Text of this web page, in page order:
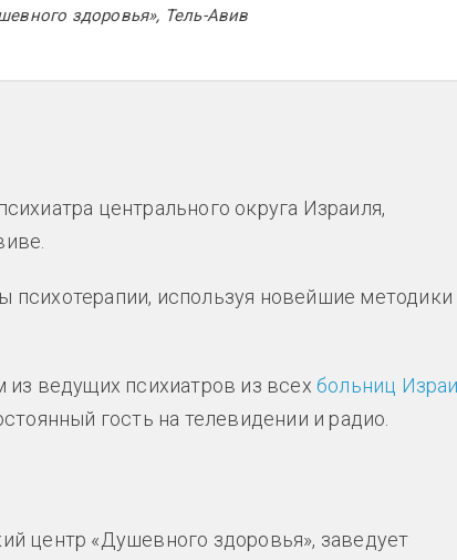
здоровья», Тель-Авив
центрального округа Израиля,
используя новейшие методики
из ведущих психиатров из всехбольниц
гость на телевидении и радио.
центр «Душевного здоровья», заведует